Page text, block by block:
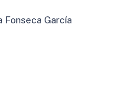
Fonseca García